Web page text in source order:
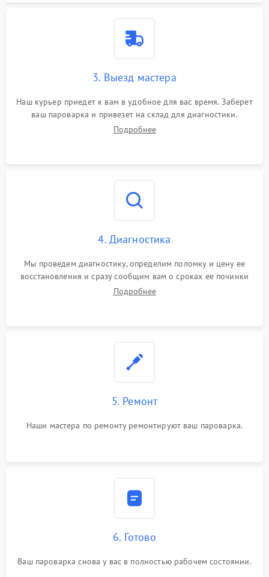
3. Выезд мастера
Наш курьер приедет к вам в удобное для вас время. Заберет
ваш пароварка и привезет на склад для диагностики.
Подробнее
4. Диагностика
Мы проведем диагностику, определим поломку и цену ее
восстановления и сразу сообщим вам о сроках ее починки
Подробнее
5. Ремонт
Наши мастера по ремонту ремонтируют ваш пароварка.
6. Готово
Ваш пароварка снова у вас в полностью рабочем состоянии.